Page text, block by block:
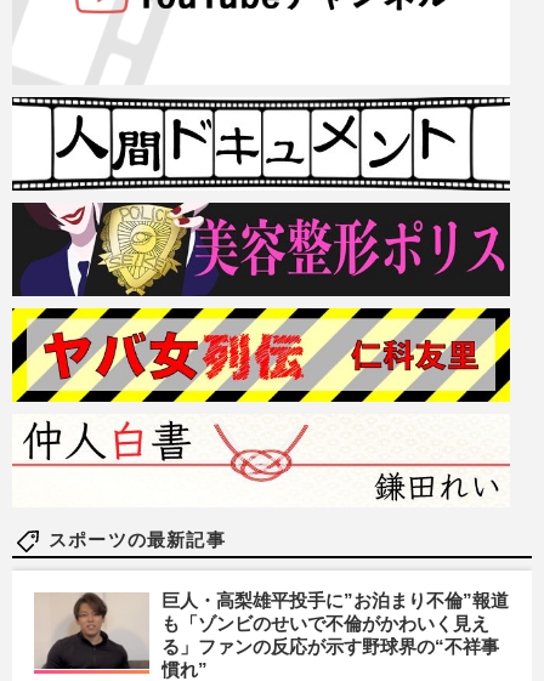
スポーツの最新記事
巨人・高梨雄平投手に”お泊まり不倫”報道
も「ゾンビのせいで不倫がかわいく見え
る」ファンの反応が示す野球界の“不祥事
慣れ”